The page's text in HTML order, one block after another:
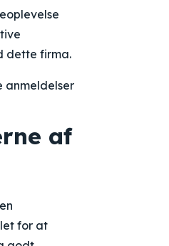
dette firma.
anmeldelser
af
for at